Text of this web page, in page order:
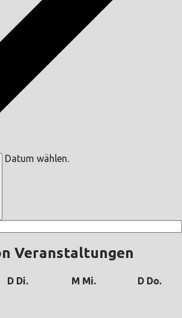
Datum wählen.
Veranstaltungen
D Di. M Mi. D Do.